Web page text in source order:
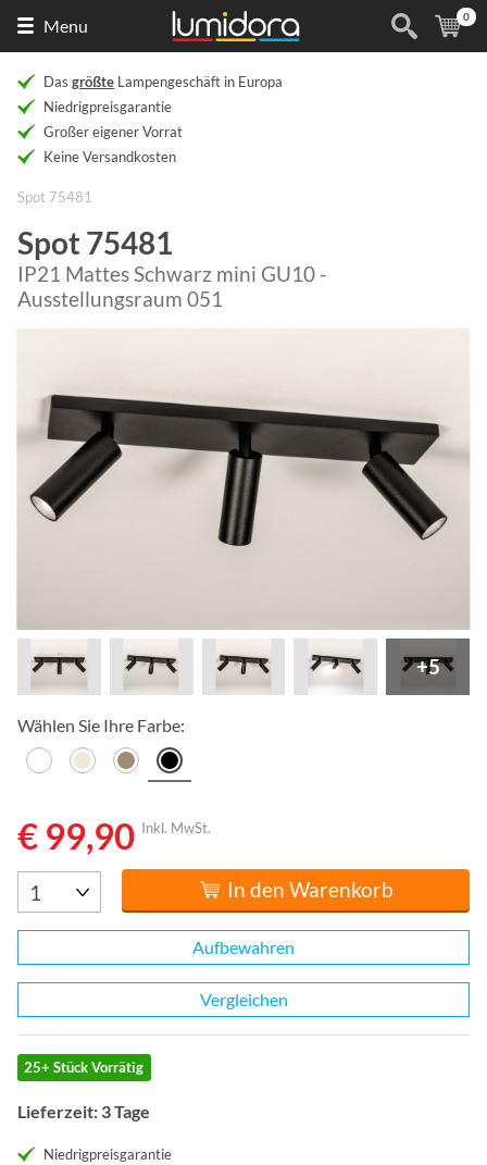
Menu (
0
Das größte Lampengeschäft in Europa
Niedrigpreisgarantie
Großer eigener Vorrat
Keine Versandkosten
Spot 75481
Spot 75481
IP21 Mattes Schwarz mini GU10 -
Ausstellungsraum 051
+5
Wählen Sie Ihre Farbe:
€ 99,90 Inkl. MwSt.
In den Warenkorb
Aufbewahren
Vergleichen
25+ Stück Vorrätig
Lieferzeit: 3 Tage
Niedrigpreisgarantie